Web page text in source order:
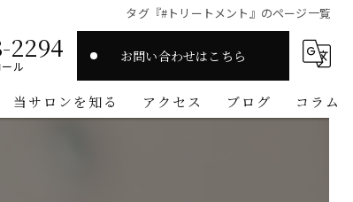
タグ『#トリートメント』のページ一覧
2294
ル
お問い合わせはこちら
当サロンを知る アクセス ブログ コラム